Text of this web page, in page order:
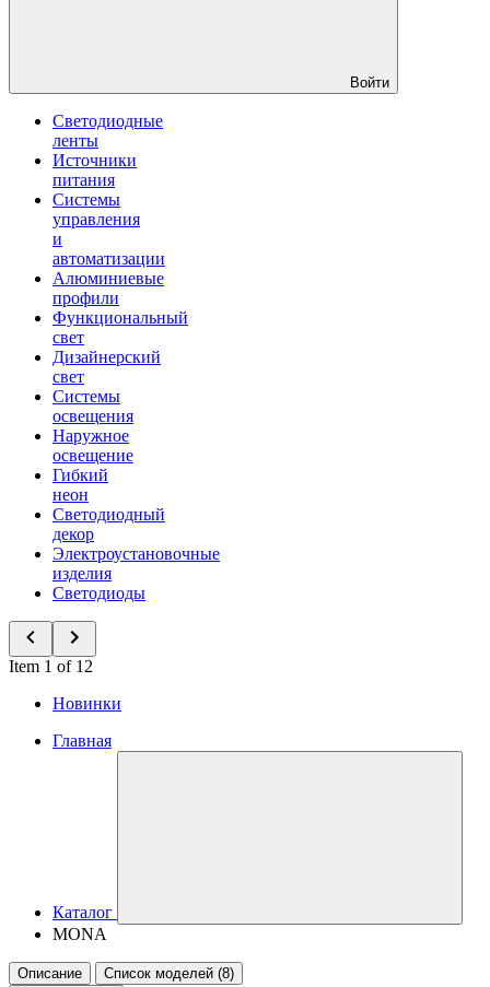
Войти
Светодиодные
ленты
Источники
питания
Системы
управления
и
автоматизации
Алюминиевые
профили
Функциональный
свет
Дизайнерский
свет
Системы
освещения
Наружное
освещение
Гибкий
неон
Светодиодный
декор
Электроустановочные
изделия
Светодиоды
Item 1 of 12
Новинки
Главная
Каталог
MONA
Описание
Список моделей (8)